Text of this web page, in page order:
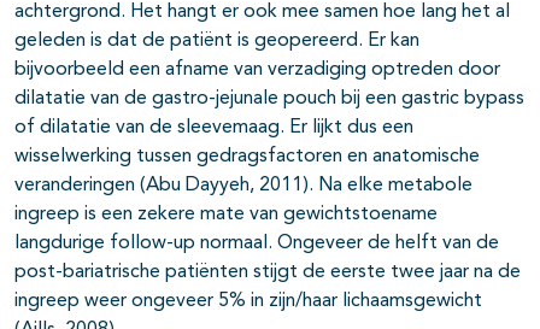
achtergrond. Het hangt er ook mee samen hoe lang het al
geleden is dat de patiënt is geopereerd. Er kan
bijvoorbeeld een afname van verzadiging optreden door
dilatatie van de gastro-jejunale pouch bij een gastric bypass
of dilatatie van de sleevemaag. Er lijkt dus een
wisselwerking tussen gedragsfactoren en anatomische
veranderingen (Abu Dayyeh, 2011). Na elke metabole
ingreep is een zekere mate van gewichtstoename
langdurige follow-up normaal. Ongeveer de helft van de
post-bariatrische patiënten stijgt de eerste twee jaar na de
ingreep weer ongeveer 5% in zijn/haar lichaamsgewicht